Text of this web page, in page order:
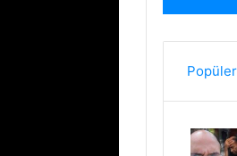
Popüler